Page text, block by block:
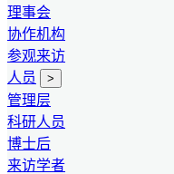
理事会
协作机构
参观来访
人员
>
管理层
科研人员
博士后
来访学者